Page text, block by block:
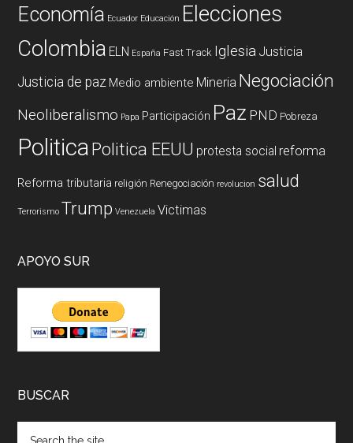
Economía Ecuador Educación Elecciones
Colombia ELN España Fast Track Iglesia Justicia
Justicia de paz Medio ambiente Mineria Negociación
Neoliberalismo Papa Participación Paz PND Pobreza
PoliticaPolitica EEUU protesta social reforma
Reforma tributaria religión Renegociación revolucion salud
Terrorismo Trump Venezuela Victimas
APOYO SUR
BUSCAR